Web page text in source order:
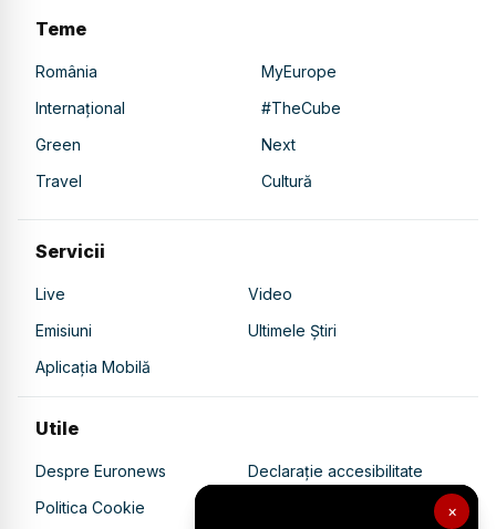
×
Teme
România
MyEurope
Internațional
#TheCube
Green
Next
Travel
Cultură
Servicii
Live
Video
Emisiuni
Ultimele Știri
Aplicația Mobilă
Utile
Despre Euronews
Declarație accesibilitate
Politica Cookie
Politica de confidențialitate